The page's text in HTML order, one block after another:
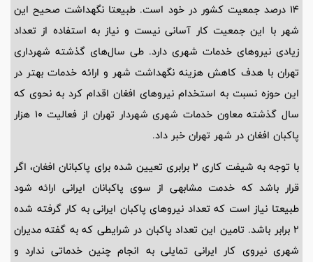
14 درصد جمعیت کشور در خود است. طبیعتا نگهداشت صحیح این
شهر با این جمعیت کار آسانی نیست و نیاز به استفاده از تعداد
زیادی نیروهای خدمات شهری دارد. طی سال‌های گذشته شهرداری
تهران با هدف کاهش هزینه نگهداشت شهر و ارائه خدمات بهتر در
این حوزه نسبت به استخدام نیروهای افغان اقدام کرد به نحوی که
سال گذشته معاون خدمات شهری شهردار تهران از فعالیت 10 هزار
پاکبان افغان در شهر تهران خبر داد.
با توجه به شیفت کاری 2 برابری تعیین شده برای پاکبانان افغان، اگر
قرار باشد که خدمت مشابهی از سوی پاکبانان ایرانی ارائه شود
طبیعتا نیاز است که تعداد نیروهای پاکبان ایرانی به کار گرفته شده
2 برابر باشد. تامین این تعداد پاکبان در شرایطی که به گفته مدیران
شهری نیروی کار ایرانی تمایلی به انجام چنین خدماتی ندارد و